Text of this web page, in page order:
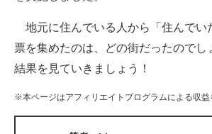
ビジネスと働き方のヒント
AI活用のいまが分かる
企業ITのトレンドを詳説
地元に住んでいる人から「住んでい
票を集めたのは、どの街だったのでし
結果を見ていきましょう！
※本ページはアフィリエイトプログラムによる収益